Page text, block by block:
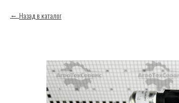
Назад в каталог